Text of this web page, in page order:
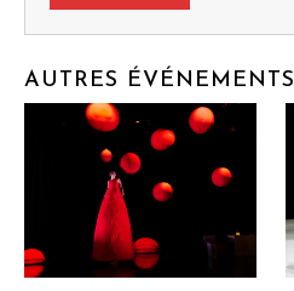
AUTRES ÉVÉNEMENTS